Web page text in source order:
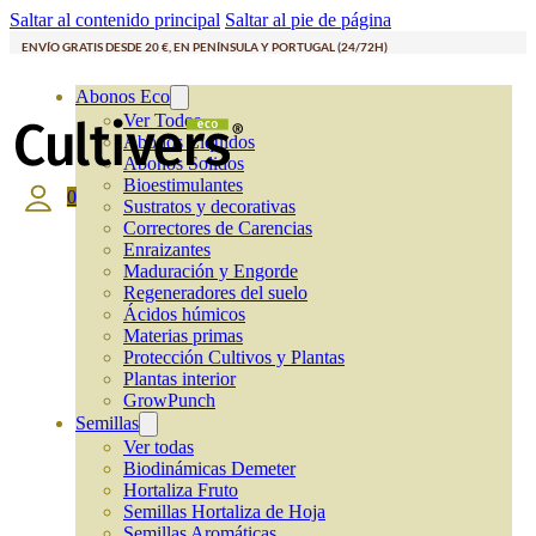
Saltar al contenido principal Saltar al pie de página
ENVÍO GRATIS DESDE 20 €, EN PENÍNSULA Y PORTUGAL (24/72H)
Abonos Eco
Ver Todos
Abonos Líquidos
Abonos Solidos
Bioestimulantes
Sustratos y decorativas
Correctores de Carencias
Enraizantes
Maduración y Engorde
Regeneradores del suelo
Ácidos húmicos
Materias primas
Protección Cultivos y Plantas
Plantas interior
GrowPunch
Semillas
Ver todas
Biodinámicas Demeter
Hortaliza Fruto
Semillas Hortaliza de Hoja
0